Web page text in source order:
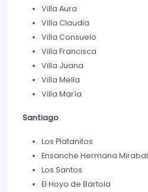
Villa Aura
Villa Claudia
Villa Consuelo
Villa Francisca
Villa Juana
Villa Mella
Villa María
Santiago
Los Platanitos
Ensanche Hermana Mirabal
Los Santos
El Hoyo de Bartola